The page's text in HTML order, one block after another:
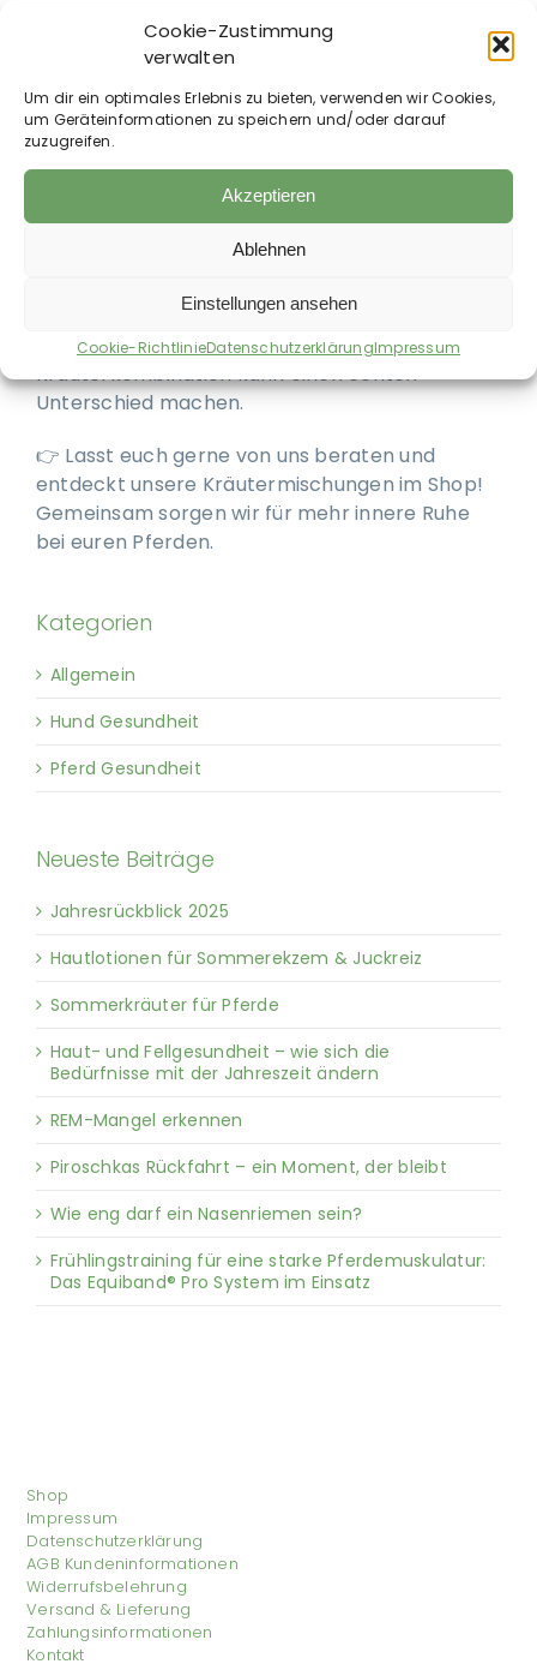
Cookie-Zustimmung
verwalten
Um dir ein optimales Erlebnis zu bieten, verwenden wir Cookies,
um Geräteinformationen zu speichern und/oder darauf
zuzugreifen.
Akzeptieren
Ablehnen
Einstellungen ansehen
Cookie-RichtlinieDatenschutzerklärungImpressum
In unserem Shop bei der Tierheilpraxis
PFUNDskerlefindet ihr speziell abgestimmte
Kräutermischungen, die gezielt das
Nervensystem unterstützen und eurem Pferd
helfen, sich in stressigen Momenten besser zu
entspannen – über die praktische Suchfunktion
Turniervorbereitung oder ungewohnten
Herausforderungen – die richtige
Kräuterkombination kann einen echten
Unterschied machen.
👉 Lasst euch gerne von uns beraten und
entdeckt unsere Kräutermischungen im Shop!
Gemeinsam sorgen wir für mehr innere Ruhe
bei euren Pferden.
Kategorien
Allgemein
Hund Gesundheit
Pferd Gesundheit
Neueste Beiträge
Jahresrückblick 2025
Hautlotionen für Sommerekzem & Juckreiz
Sommerkräuter für Pferde
Haut- und Fellgesundheit – wie sich die
Bedürfnisse mit der Jahreszeit ändern
REM-Mangel erkennen
Piroschkas Rückfahrt – ein Moment, der bleibt
Wie eng darf ein Nasenriemen sein?
Frühlingstraining für eine starke Pferdemuskulatur:
Das Equiband® Pro System im Einsatz
Shop
Impressum
Datenschutzerklärung
AGB Kundeninformationen
Widerrufsbelehrung
Versand & Lieferung
Zahlungsinformationen
Kontakt